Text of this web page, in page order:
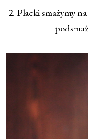
2. Placki smażymy